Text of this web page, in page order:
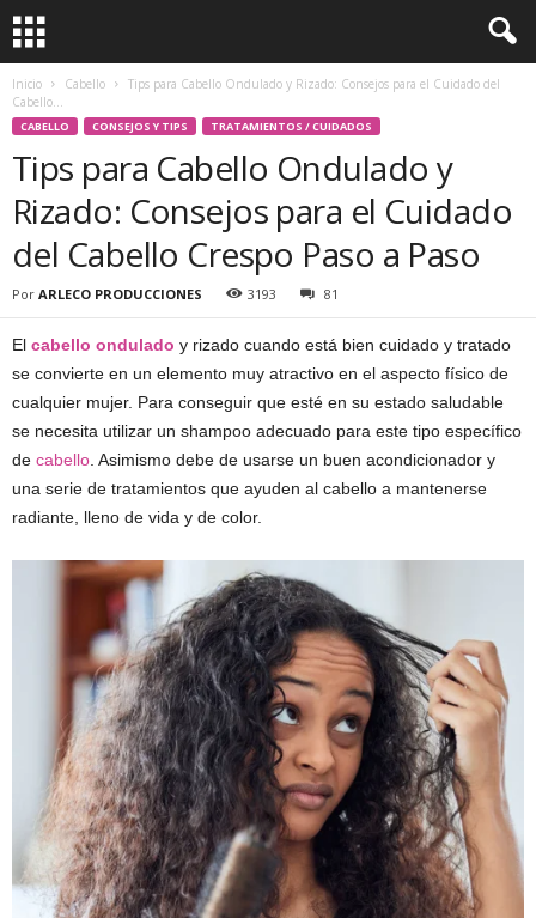
Inicio Cabello
Tips para Cabello Ondulado y Rizado: Consejos para el Cuidado del
Cabello...
CABELLO CONSEJOS Y TIPS TRATAMIENTOS / CUIDADOS
Tips para Cabello Ondulado y
Rizado: Consejos para el Cuidado
del Cabello Crespo Paso a Paso
Por ARLECO PRODUCCIONES 3193 81
El cabello ondulado y rizado cuando está bien cuidado y tratado
se convierte en un elemento muy atractivo en el aspecto físico de
cualquier mujer. Para conseguir que esté en su estado saludable
se necesita utilizar un shampoo adecuado para este tipo específico
de cabello . Asimismo debe de usarse un buen acondicionador y
una serie de tratamientos que ayuden al cabello a mantenerse
radiante, lleno de vida y de color.